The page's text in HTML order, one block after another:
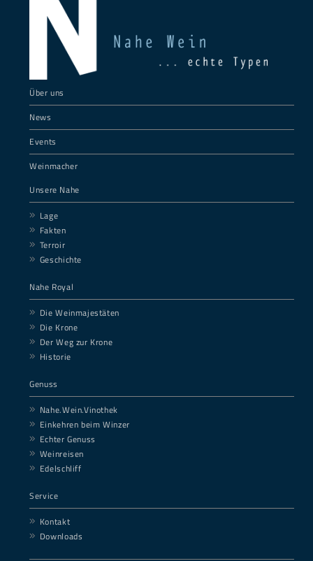
Über uns
News
Events
Weinmacher
Unsere Nahe
Lage
Fakten
Terroir
Geschichte
Nahe Royal
Die Weinmajestäten
Die Krone
Der Weg zur Krone
Historie
Genuss
Nahe.Wein.Vinothek
Einkehren beim Winzer
Echter Genuss
Weinreisen
Edelschliff
Service
Kontakt
Downloads